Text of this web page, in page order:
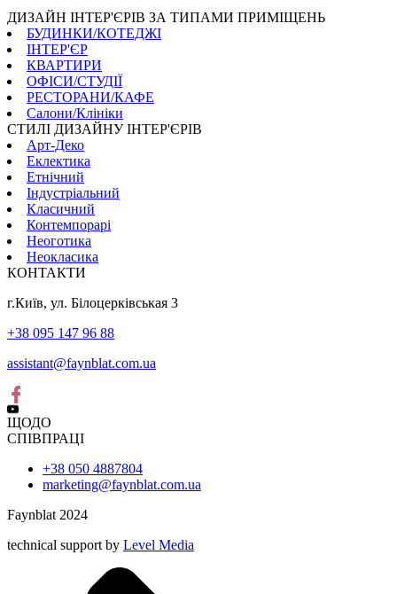
ДИЗАЙН ІНТЕР'ЄРІВ ЗА ТИПАМИ ПРИМІЩЕНЬ
БУДИНКИ/КОТЕДЖІ
ІНТЕР'ЄР
КВАРТИРИ
ОФІСИ/СТУДІЇ
РЕСТОРАНИ/КАФЕ
Салони/Клініки
СТИЛІ ДИЗАЙНУ ІНТЕР'ЄРІВ
Арт-Деко
Еклектика
Етнічний
Індустріальний
Класичний
Контемпорарі
Неоготика
Неокласика
КОНТАКТИ
г.Київ, ул. Білоцерківськая 3
+38 095 147 96 88
assistant@faynblat.com.ua
ЩОДО
СПІВПРАЦІ
+38 050 4887804
marketing@faynblat.com.ua
Faynblat 2024
technical support by Level Media